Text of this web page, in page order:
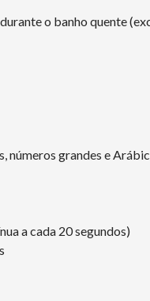
o banho quente
números grandes e
a cada 20 segundos)